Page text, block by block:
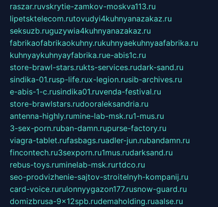
raszar.ruvskrytie-zamkov-moskva113.ru
lipetsktelecom.rutovudyi4kuhnyanazakaz.ru
seksuzb.ruguzywia4kuhnyanazakaz.ru
fabrikaofabrikaokuhny.rukuhnyaekuhnyaafabrika.ru
kuhnyaykuhnyayfabrika.rue-abis1c.ru
store-brawl-stars.rukts-services.rudark-sand.ru
sindika-01.rusp-life.rux-legion.rusib-archives.ru
e-abis-1-c.rusindika01.ruvenda-festival.ru
store-brawlstars.rudooraleksandria.ru
antenna-highly.rumine-lab-msk.ru1-mus.ru
3-sex-porn.ruban-damn.rupurse-factory.ru
viagra-tablet.rufasbags.ruadler-jun.rubandamn.ru
fincontech.ru3sexporn.ru1mus.rudarksand.ru
rebus-toys.ruminelab-msk.rurtdco.ru
seo-prodvizhenie-sajtov-stroitelnyh-kompanij.ru
card-voice.rurulonnyygazon177.rusnow-guard.ru
domizbrusa-9x12spb.rudemaholding.ruaalse.ru